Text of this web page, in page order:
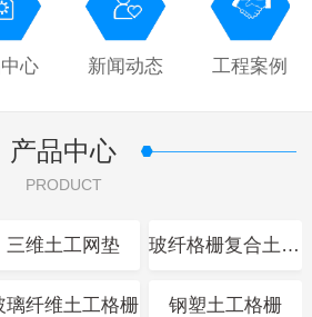
心 新闻动态 工程案例
产品中心
PRODUCT
三维土工网垫 玻纤格栅复合土工布
璃纤维土工格栅 钢塑土工格栅